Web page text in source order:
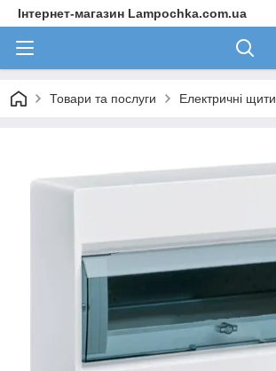
Інтернет-магазин Lampochka.com.ua
Товари та послуги Електричні щити